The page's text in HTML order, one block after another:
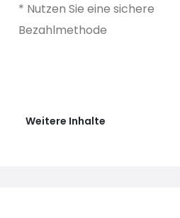
* Nutzen Sie eine sichere
Bezahlmethode
Weitere Inhalte